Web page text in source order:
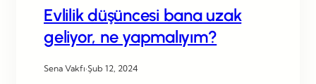
Evlilik düşüncesi bana uzak
geliyor, ne yapmalıyım?
Sena Vakfı·Şub 12, 2024